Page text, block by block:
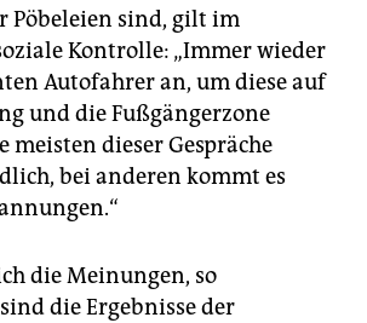
Pöbeleien sind, gilt im
Kontrolle: „Immer wieder
Autofahrer an, um diese auf
und die Fußgängerzone
meisten dieser Gespräche
bei anderen kommt es
die Meinungen, so
die Ergebnisse der